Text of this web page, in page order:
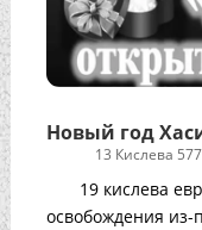
Новый год
13 Кислева
19 кислева
освобождения из-